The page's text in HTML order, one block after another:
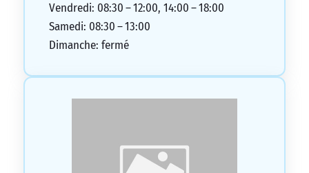
Vendredi: 08:30 – 12:00, 14:00 – 18:00
Samedi: 08:30 – 13:00
Dimanche: fermé